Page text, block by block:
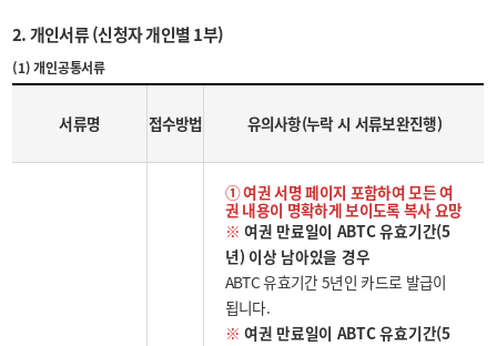
2. 개인서류 (신청자 개인별 1부)
(1) 개인공통서류
서류명 접수방법 유의사항(누락 시 서류보완진행)
① 여권 서명 페이지 포함하여 모든 여
권 내용이 명확하게 보이도록 복사 요망
※ 여권 만료일이 ABTC 유효기간(5
년) 이상 남아있을 경우
ABTC 유효기간 5년인 카드로 발급이
됩니다.
※ 여권 만료일이 ABTC 유효기간(5